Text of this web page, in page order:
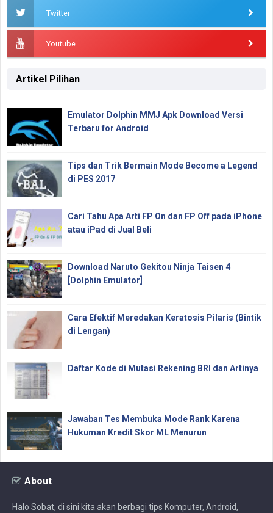
Twitter
Youtube
Artikel Pilihan
Emulator Dolphin MMJ Apk Download Versi
Terbaru for Android
Tips dan Trik Bermain Mode Become a Legend
di PES 2017
Cari Tahu Apa Arti FP On dan FP Off pada iPhone
atau iPad di Jual Beli
Download Naruto Gekitou Ninja Taisen 4
[Dolphin Emulator]
Cara Efektif Meredakan Keratosis Pilaris (Bintik
di Lengan)
Daftar Kode di Mutasi Rekening BRI dan Artinya
Jawaban Tes Membuka Mode Rank Karena
Hukuman Kredit Skor ML Menurun
About
Halo Sobat, di sini kita akan berbagi tips Komputer, Android,